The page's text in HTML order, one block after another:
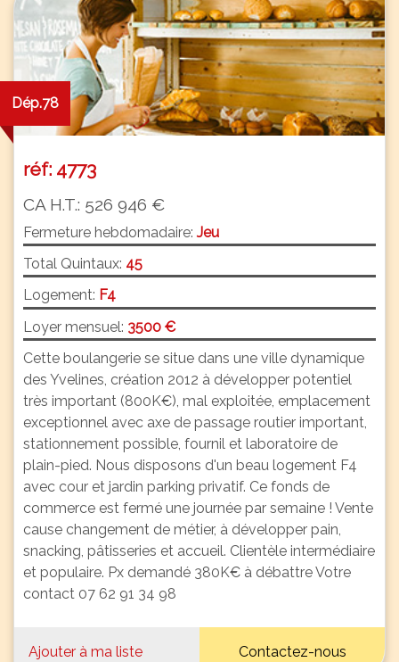
Dép.78
réf: 4773
CA H.T.: 526 946 €
Fermeture hebdomadaire: Jeu
Total Quintaux: 45
Logement: F4
Loyer mensuel: 3500 €
Cette boulangerie se situe dans une ville dynamique
des Yvelines, création 2012 à développer potentiel
très important (800K€), mal exploitée, emplacement
exceptionnel avec axe de passage routier important,
stationnement possible, fournil et laboratoire de
plain-pied. Nous disposons d'un beau logement F4
avec cour et jardin parking privatif. Ce fonds de
commerce est fermé une journée par semaine ! Vente
cause changement de métier, à développer pain,
snacking, pâtisseries et accueil. Clientèle intermédiaire
et populaire. Px demandé 380K€ à débattre Votre
contact 07 62 91 34 98
Ajouter à ma liste Contactez-nous